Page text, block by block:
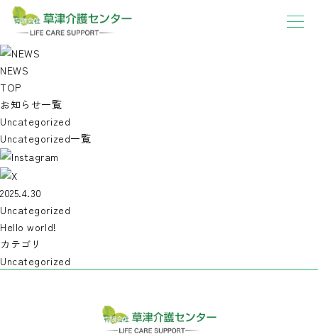
NEWS
TOP
お知らせ一覧
Uncategorized
Uncategorized一覧
2025.4.30
Uncategorized
Hello world!
カテゴリ
Uncategorized